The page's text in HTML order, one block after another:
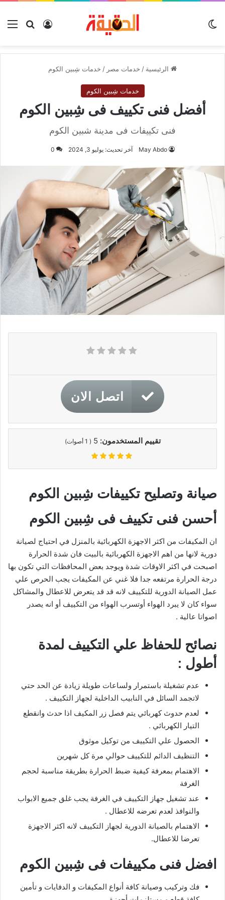
بحثتسجيل
الرئيسية / خدمات مصر / خدمات شِبين الكوم
خدمات شِبين الكوم
أفضل فنى تكييف فى شِبين الكوم
فنى تكييفات فى مدينة شبين الكوم
May Abdo آخر تحديث: يوليو 3, 2024 0
اتصل الان
تقييم المستخدمون: 5
(
1 أصوات)
صيانة وتصليح تكييفات شِبين الكوم
أحسن فنى تكييف فى شِبين الكوم
ان المكيفات من اكثر الاجهزة الكهربائية بالمنزل في احتياج لصيانة
دورية لانها من اهم الاجهزة الكهربائية بالبيت فان شدة الحرارة
اصبحت في اكثر الاوقات شدة ويوجد بعض المحافظات التي تكون بها
درجة الحرارة مرتفعه جدا فلا غني عن المكيفات يجب الحرص علي
عمل الصيانة الدورية للتكييف لانه قد قد يتعرض للاعطال والمشاكل
سواء كان لا يبرد الهواء أوتسرب الهواء من التكييف أو انه يصدر
اصواتا عالية .
نصائح للحفاظ علي التكييف لمدة
أطول :
عدم تشغيلة باستمرار ولساعات طويلة زيادة عن الحد حتي
لاتجمد السائل في النابيب الداخلية لجهاز التكييف .
لعدم حدوث كهربائي يتم فصل زر المكيف اذا حدث وانقطع
التيار الكهربائي .
الحصول علي التكييف من توكيل موثوق
التنظيف الدائم للتكييف حوالي مرة كل شهرين
الاهتمام بمعرفة كيفية ضبط الحرارة بطريقة مناسبة لحجم
الغرفة
عند تشغيل جهاز التكييف في الغرفة يجب غلق جميع الابواب
والنوافذ لعدم تعرضه للاعطال .
الاهتمام بالصيانة الدورية لجهاز التكييف لانه اكثر الاجهزة
تعرضا للاعطال.
افضل فنى مكييفات فى شِبين الكوم
فك وتركيب وصيانة كافة أنواع المكيفات و الدفايات و تأمين